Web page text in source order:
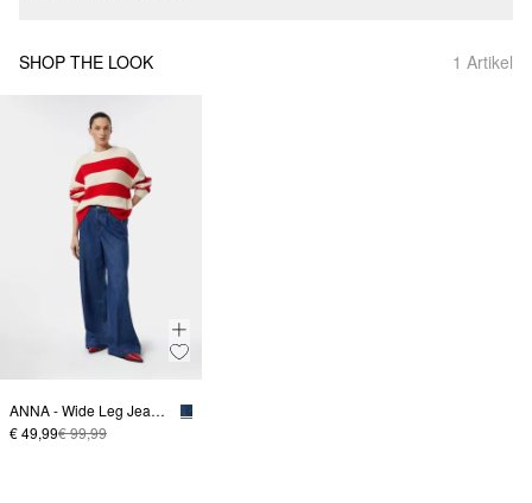
SHOP THE LOOK 1 Artikel
ANNA - Wide Leg Jeans mit Bundfalte
€ 49,99€ 99,99